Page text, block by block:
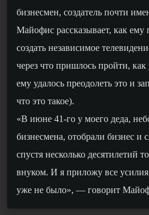
бизнесмен, создатель почти
Майофис рассказывает, как
создать независимое
через что пришлось пройти,
ему удалось преодолеть это и
что это такое).
«В июне 41-го у моего деда,
бизнесмена, отобрали бизнес и
спустя несколько десятилетий
внуком. И я приложу все
уже не было», — говорит